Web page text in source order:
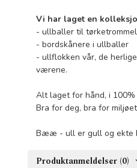
Vi har laget en
- ullballer til tørketrommel
- bordskånere i ullballer
- ullflokken vår, de
værene.
Alt laget for hånd, i
Bra for deg, bra for
Bææ - ull er gull og ekte
Produktanmeldelser (0)